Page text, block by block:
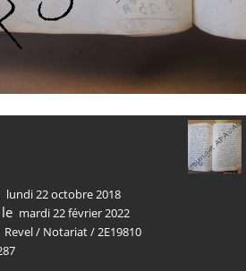
lundi 22 octobre 2018
mardi 22 février 2022
Revel/ Notariat/2E19810